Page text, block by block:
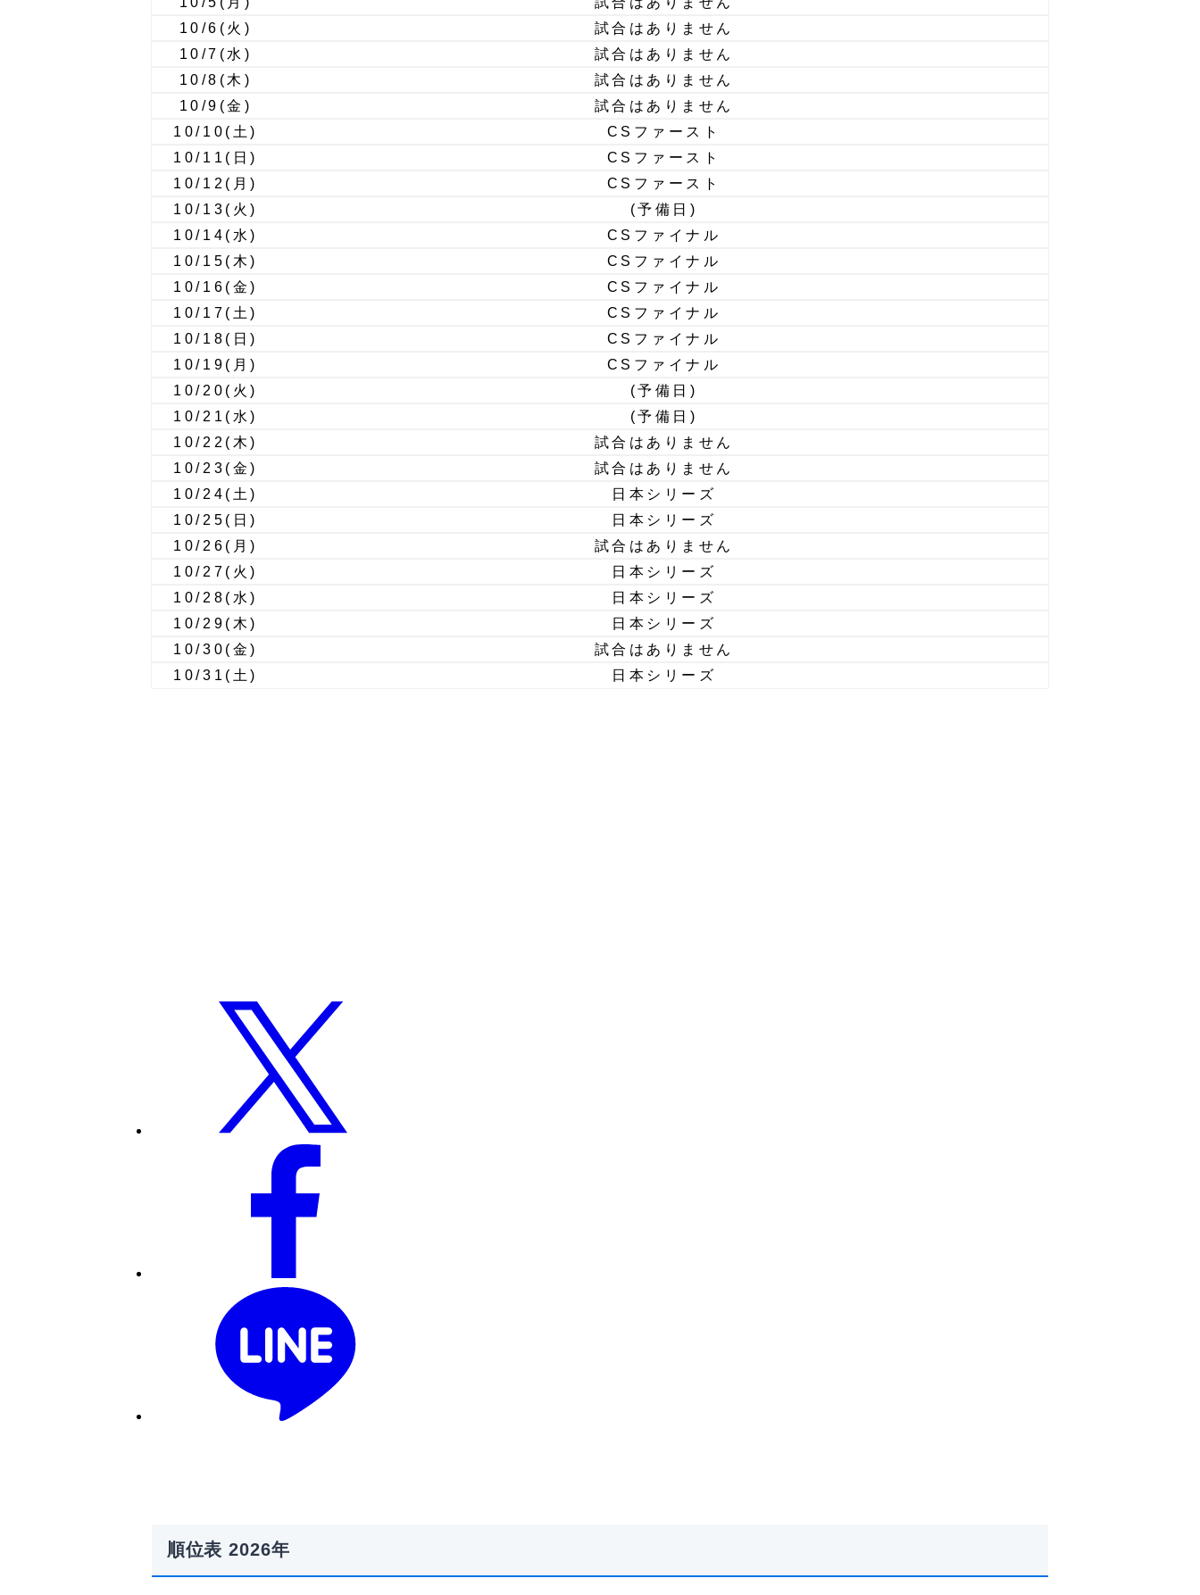
10/6 (火)
試合はありません
10/7 (水)
試合はありません
10/8 (木)
試合はありません
10/9 (金)
試合はありません
10/10 (土)
CSファースト
10/11 (日)
CSファースト
10/12 (月)
CSファースト
10/13 (火)
(予備日)
10/14 (水)
CSファイナル
10/15 (木)
CSファイナル
10/16 (金)
CSファイナル
10/17 (土)
CSファイナル
10/18 (日)
CSファイナル
10/19 (月)
CSファイナル
10/20 (火)
(予備日)
10/21 (水)
(予備日)
10/22 (木)
試合はありません
10/23 (金)
試合はありません
10/24 (土)
日本シリーズ
10/25 (日)
日本シリーズ
10/26 (月)
試合はありません
10/27 (火)
日本シリーズ
10/28 (水)
日本シリーズ
10/29 (木)
日本シリーズ
10/30 (金)
試合はありません
10/31 (土) 日本シリーズ
順位表 2026年